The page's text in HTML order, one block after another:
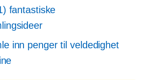
fantastiske
inn penger til veldedighet